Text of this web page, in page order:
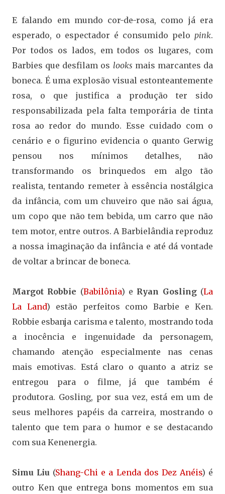
E falando em mundo cor-de-rosa, como já era
esperado, o espectador é consumido pelo pink.
Por todos os lados, em todos os lugares, com
Barbies que desfilam os looks mais marcantes da
boneca. É uma explosão visual estonteantemente
rosa, o que justifica a produção ter sido
responsabilizada pela falta temporária de tinta
rosa ao redor do mundo. Esse cuidado com o
cenário e o figurino evidencia o quanto Gerwig
pensou nos mínimos detalhes, não
transformando os brinquedos em algo tão
realista, tentando remeter à essência nostálgica
da infância, com um chuveiro que não sai água,
um copo que não tem bebida, um carro que não
tem motor, entre outros. A Barbielândia reproduz
a nossa imaginação da infância e até dá vontade
de voltar a brincar de boneca.
Margot Robbie (Babilônia) e Ryan Gosling(La
La Land) estão perfeitos como Barbie e Ken.
Robbie esbanja carisma e talento, mostrando toda
a inocência e ingenuidade da personagem,
chamando atenção especialmente nas cenas
mais emotivas. Está claro o quanto a atriz se
entregou para o filme, já que também é
produtora. Gosling, por sua vez, está em um de
seus melhores papéis da carreira, mostrando o
talento que tem para o humor e se destacando
com sua Kenenergia.
Simu Liu (Shang-Chi e a Lenda dos Dez Anéis) é
outro Ken que entrega bons momentos em sua